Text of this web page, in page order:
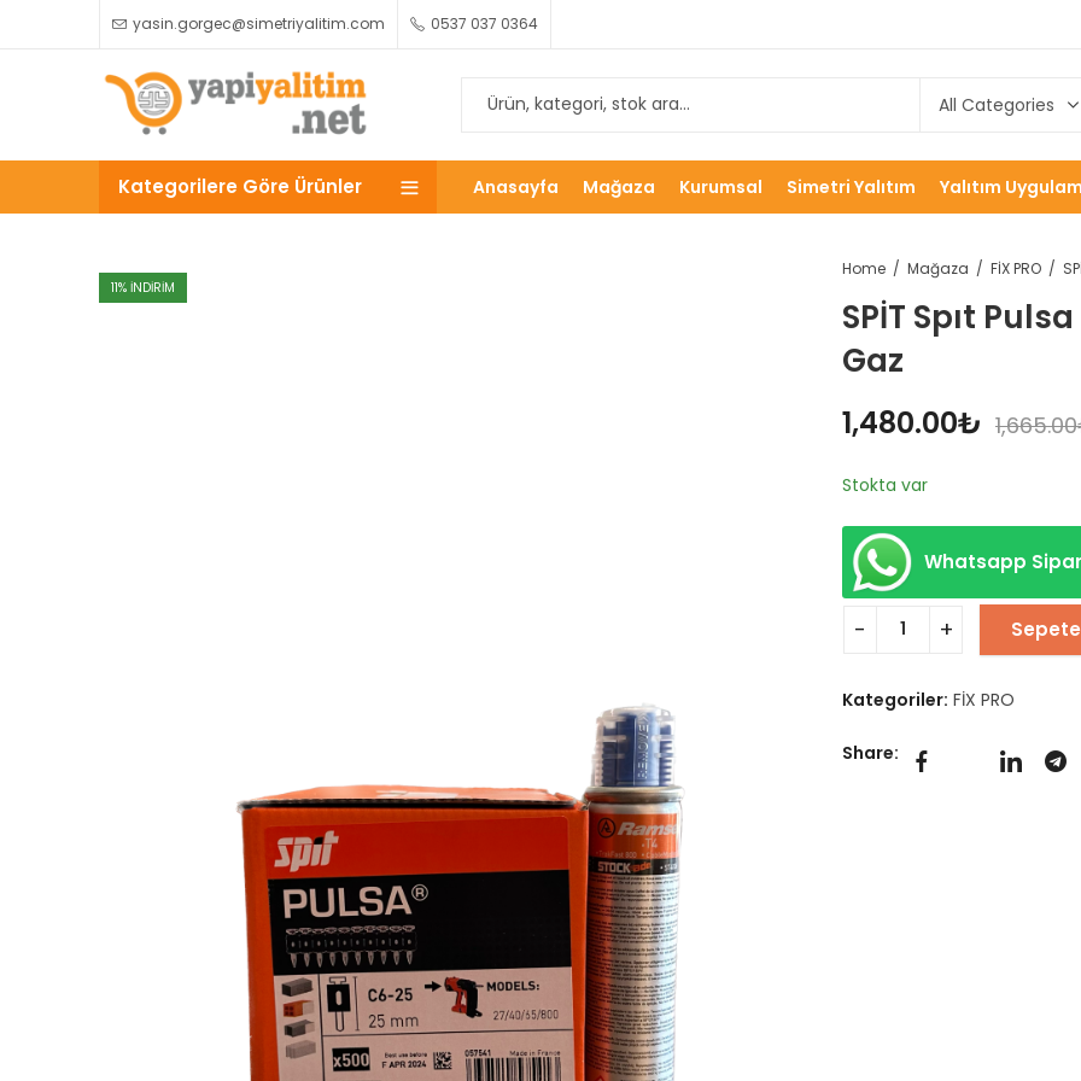
yasin.gorgec@simetriyalitim.com 0537 037 0364
Kategorilere Göre Ürünler Anasayfa Mağaza Kurumsal Simetri Yalıtım Yalıtım
11% INDIRIM
Home Mağaza FİX PRO
SPİT Spıt
Gaz
1,480.00₺ 1,665.00
Stokta var
Whatsapp
Kategoriler: FİX PRO
Share: